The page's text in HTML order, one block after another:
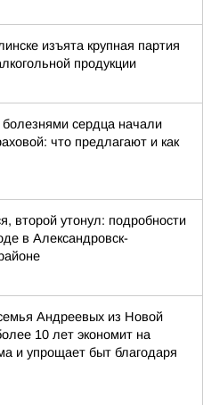
изъята крупная партия
продукции
сердца начали
что предлагают и как
второй утонул: подробности
в Александровск-
Андреевых из Новой
10 лет экономит на
и упрощает быт благодаря